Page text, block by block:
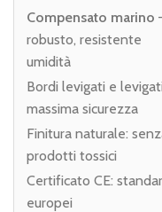
Compensato marino
robusto, resistente
umidità
Bordi levigati e
massima sicurezza
Finitura naturale:
prodotti tossici
Certificato CE:
europei